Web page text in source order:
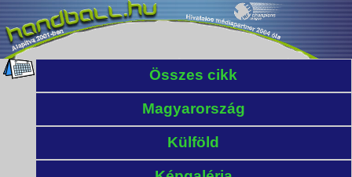
Összes cikk
Magyarország
Külföld